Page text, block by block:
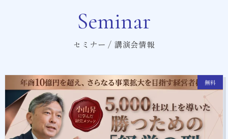
Seminar
セミナー / 講演会情報
無料